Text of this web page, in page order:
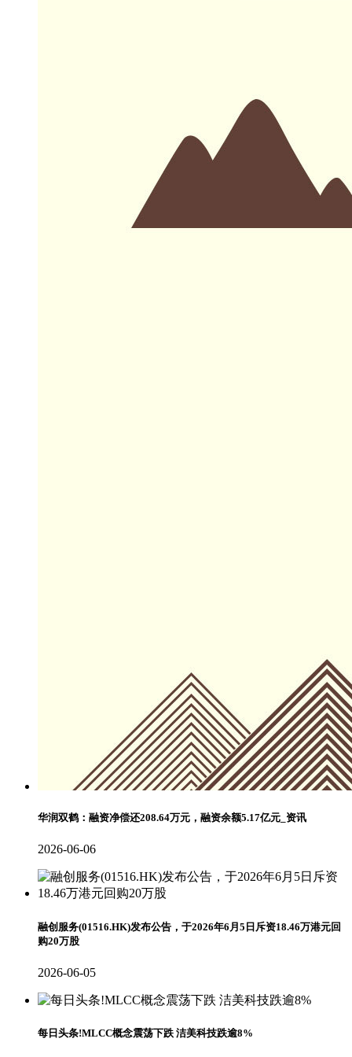
华润双鹤：融资净偿还208.64万元，融资余额5.17亿元_资讯
2026-06-06
融创服务(01516.HK)发布公告，于2026年6月5日斥资18.46万港元回
购20万股
2026-06-05
每日头条!MLCC概念震荡下跌 洁美科技跌逾8%